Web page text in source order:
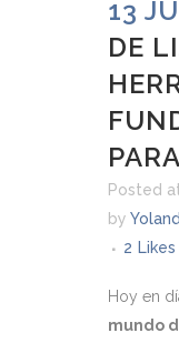
13
DE
Posted
by
2 Likes
Hoy en
mundo